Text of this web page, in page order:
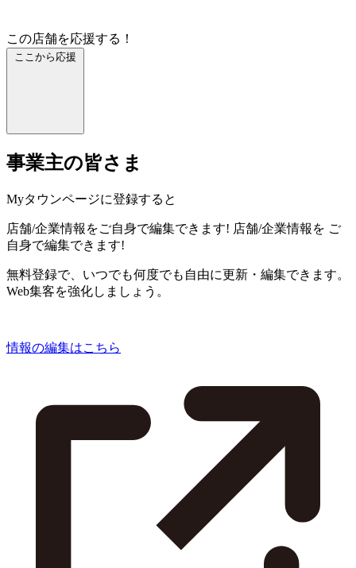
この店舗を応援する！
ここから応援
事業主の皆さま
Myタウンページに登録すると
店舗/企業情報をご自身で編集できます! 店舗/企業情報を ご
自身で編集できます!
無料登録で、いつでも何度でも自由に更新・編集できます。
Web集客を強化しましょう。
情報の編集はこちら